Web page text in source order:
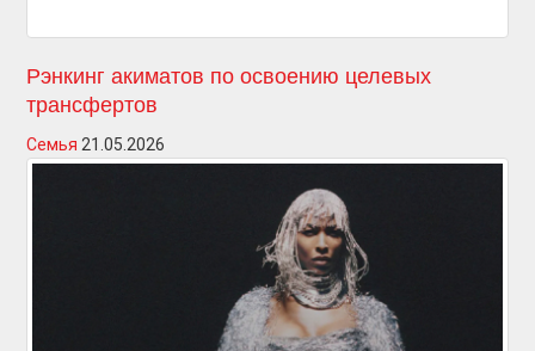
Рэнкинг акиматов по освоению целевых
трансфертов
Семья 21.05.2026